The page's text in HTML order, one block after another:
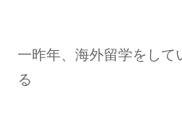
一昨年、海外留学をして
る